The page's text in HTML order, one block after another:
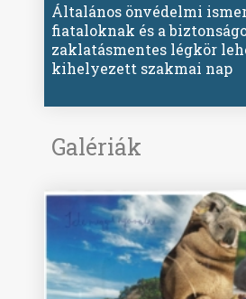
Általános önvédelmi
fiataloknak és a
zaklatásmentes légkör
kihelyezett szakmai nap
Galériák